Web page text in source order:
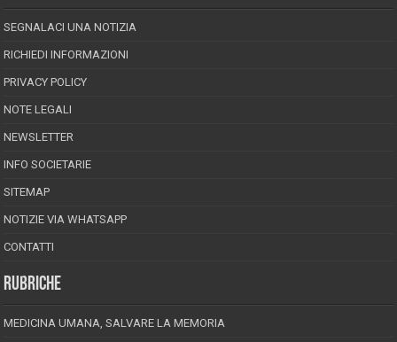
SEGNALACI UNA NOTIZIA
RICHIEDI INFORMAZIONI
PRIVACY POLICY
NOTE LEGALI
NEWSLETTER
INFO SOCIETARIE
SITEMAP
NOTIZIE VIA WHATSAPP
CONTATTI
RUBRICHE
MEDICINA UMANA, SALVARE LA MEMORIA